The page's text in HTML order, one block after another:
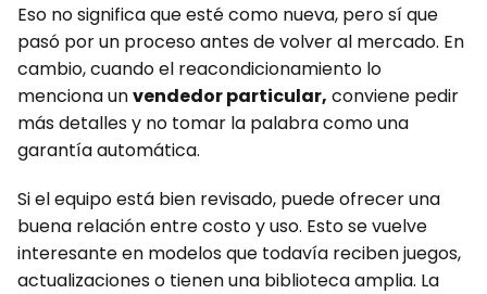
Eso no significa que esté como nueva, pero sí que
pasó por un proceso antes de volver al mercado. En
cambio, cuando el reacondicionamiento lo
menciona unvendedor particular, conviene pedir
más detalles y no tomar la palabra como una
garantía automática.
Si el equipo está bien revisado, puede ofrecer una
buena relación entre costo y uso. Esto se vuelve
interesante en modelos que todavía reciben juegos,
actualizaciones o tienen una biblioteca amplia. La